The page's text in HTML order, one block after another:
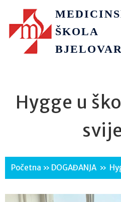
ŠKOLA
BJELOVAR
Hygge u
Početna » DOGAĐANJA »